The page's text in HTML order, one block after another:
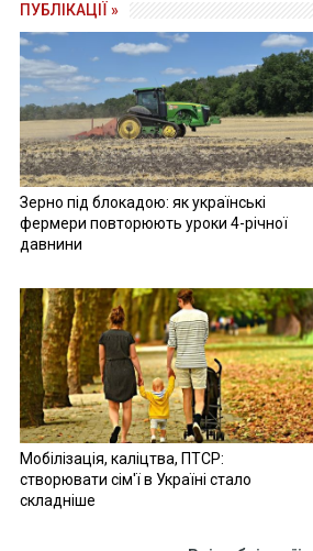
ПУБЛІКАЦІЇ »
Зерно під блокадою: як українські
фермери повторюють уроки 4-річної
давнини
Мобілізація, каліцтва, ПТСР:
створювати сім'ї в Україні стало
складніше